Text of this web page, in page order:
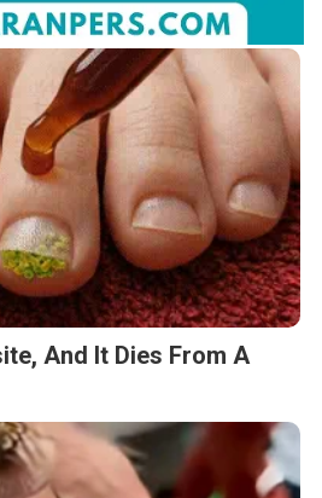
And It Dies From A